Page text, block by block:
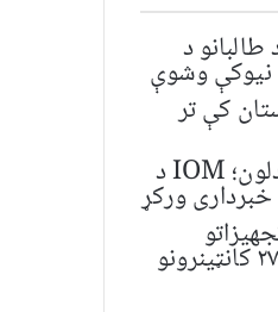
د
نیوکې وشوې
کې تر
افغانستان کې اقلیمي بدلون؛ IOM د
خبرداری ورکړ
واردات؛ د چین څخه د ۲۷ کانټینرونو